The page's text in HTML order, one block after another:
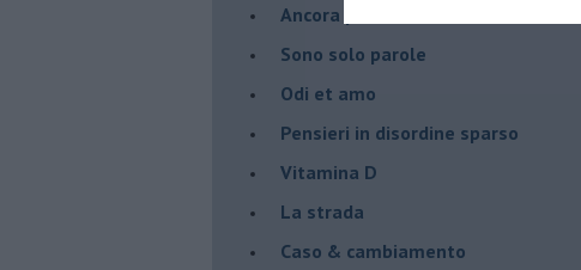
Ancora pensieri & disordine
Sono solo parole
Odi et amo
Pensieri in disordine sparso
Vitamina D
La strada
Caso & cambiamento